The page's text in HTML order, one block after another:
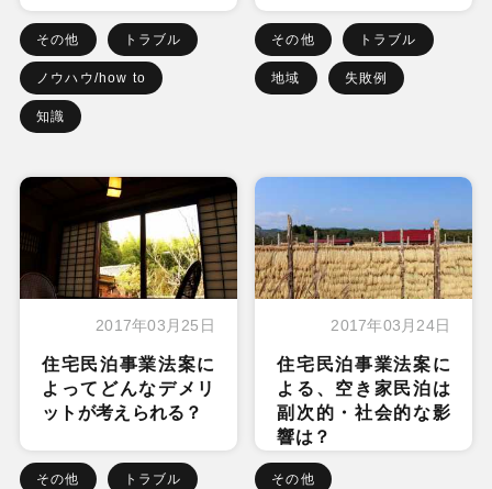
その他 トラブル
ノウハウ/how to
知識
その他 トラブル
地域 失敗例
2017年03月25日
住宅民泊事業法案に
よってどんなデメリ
ットが考えられる？
その他 トラブル
2017年03月24日
住宅民泊事業法案に
よる、空き家民泊は
副次的・社会的な影
響は？
その他